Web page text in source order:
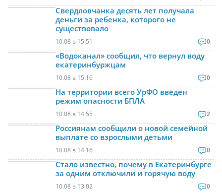
Свердловчанка десять лет получала
деньги за ребенка, которого не
существовало
10.08 в 15:51 0
«Водоканал» сообщил, что вернул воду
екатеринбуржцам
10.08 в 15:16 0
На территории всего УрФО введен
режим опасности БПЛА
10.08 в 14:55 2
Россиянам сообщили о новой семейной
выплате со взрослыми детьми
10.08 в 14:16 0
Стало известно, почему в Екатеринбурге
за одним отключили и горячую воду
10.08 в 13:02 0